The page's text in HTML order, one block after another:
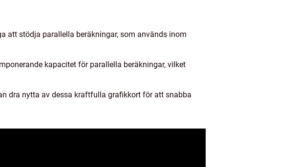
att stödja parallella beräkningar, som används inom
kapacitet för parallella beräkningar, vilket
dra nytta av dessa kraftfulla grafikkort för att snabba